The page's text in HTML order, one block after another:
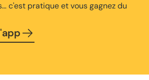
c'est pratique et vous gagnez du